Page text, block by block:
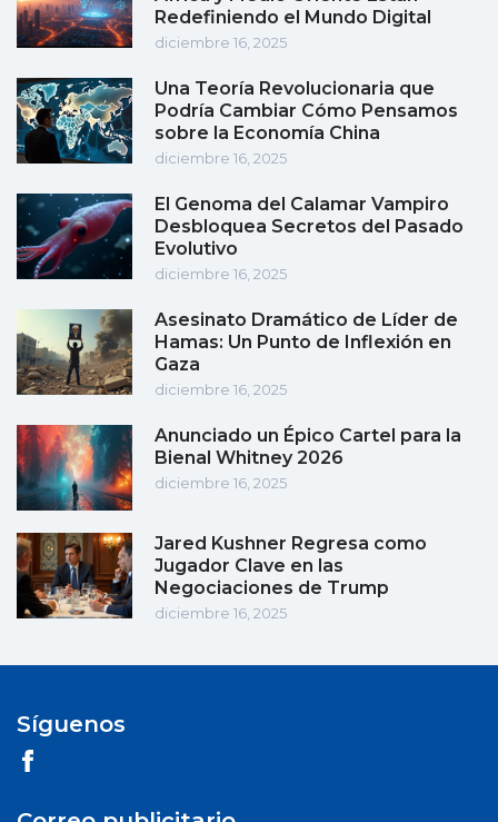
Redefiniendo el Mundo Digital
diciembre 16, 2025
Una Teoría Revolucionaria que
Podría Cambiar Cómo Pensamos
sobre la Economía China
diciembre 16, 2025
El Genoma del Calamar Vampiro
Desbloquea Secretos del Pasado
Evolutivo
diciembre 16, 2025
Asesinato Dramático de Líder de
Hamas: Un Punto de Inflexión en
Gaza
diciembre 16, 2025
Anunciado un Épico Cartel para la
Bienal Whitney 2026
diciembre 16, 2025
Jared Kushner Regresa como
Jugador Clave en las
Negociaciones de Trump
diciembre 16, 2025
Síguenos